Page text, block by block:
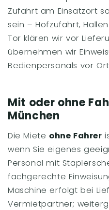
Zufahrt am Einsatzort
sein – Hofzufahrt,
Tor klären wir vor
übernehmen wir
Bedienpersonals vor
Mit oder ohne
München
Die Miete ohne Fahrer
wenn Sie eigenes
Personal mit
fachgerechte
Maschine erfolgt bei
Vermietpartner;